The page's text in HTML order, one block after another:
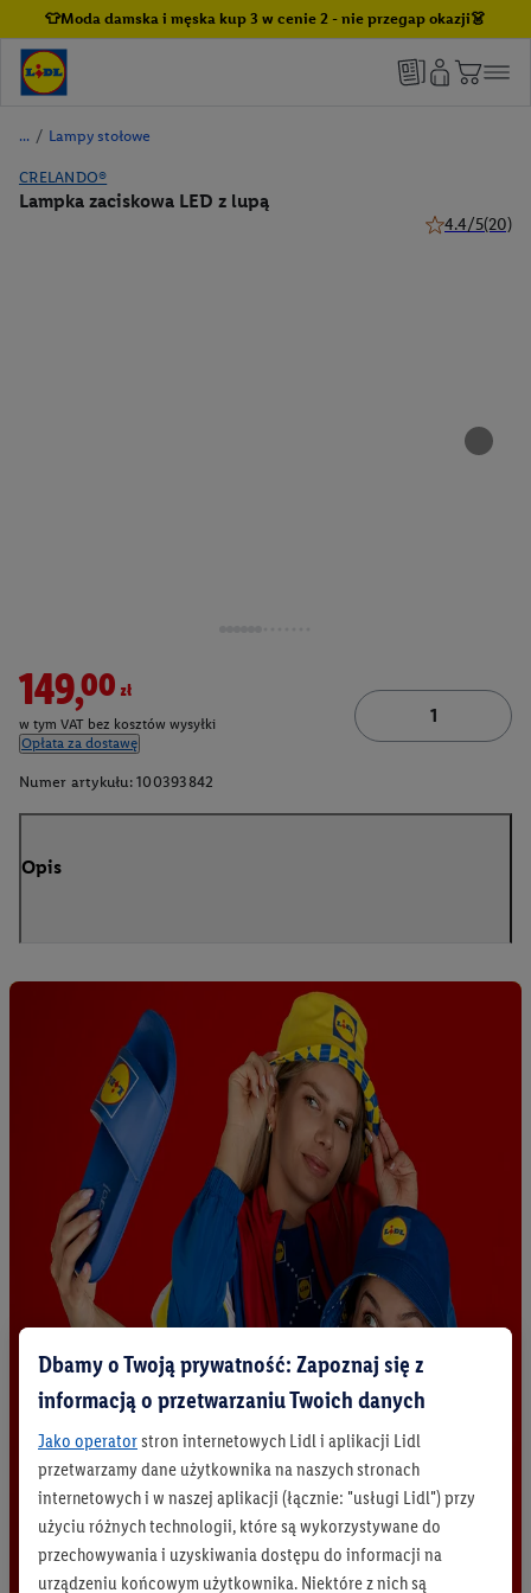
👕Moda damska i męska kup 3 w cenie 2 - nie przegap okazji👗
/ Lampy stołowe
CRELANDO®
Lampka zaciskowa LED z lupą
4.4/5(20)
149,00zł
w tym VAT bez kosztów wysyłki
Opłata za dostawę
Numer artykułu: 100393842
Opis
Dbamy o Twoją prywatność: Zapoznaj się z
informacją o przetwarzaniu Twoich danych
Jako operatorstron internetowych Lidl i aplikacji Lidl
przetwarzamy dane użytkownika na naszych stronach
internetowych i w naszej aplikacji (łącznie: "usługi Lidl") przy
użyciu różnych technologii, które są wykorzystywane do
przechowywania i uzyskiwania dostępu do informacji na
urządzeniu końcowym użytkownika. Niektóre z nich są